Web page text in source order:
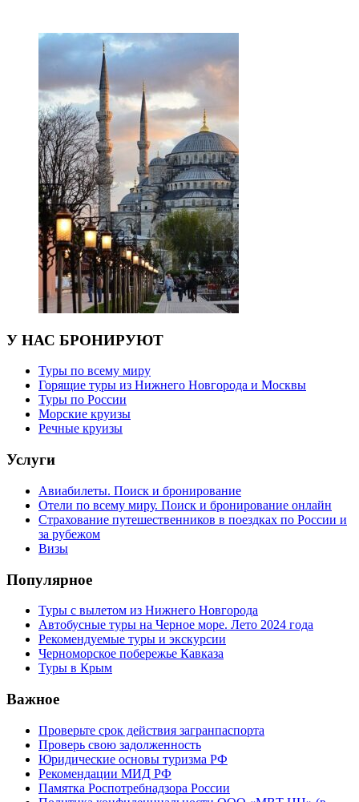
У НАС БРОНИРУЮТ
Туры по всему миру
Горящие туры из Нижнего Новгорода и Москвы
Туры по России
Морские круизы
Речные круизы
Услуги
Авиабилеты. Поиск и бронирование
Отели по всему миру. Поиск и бронирование онлайн
Страхование путешественников в поездках по России и
за рубежом
Визы
Популярное
Туры с вылетом из Нижнего Новгорода
Автобусные туры на Черное море. Лето 2024 года
Рекомендуемые туры и экскурсии
Черноморское побережье Кавказа
Туры в Крым
Важное
Проверьте срок действия загранпаспорта
Проверь свою задолженность
Юридические основы туризма РФ
Рекомендации МИД РФ
Памятка Роспотребнадзора России